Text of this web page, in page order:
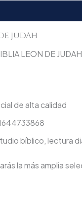
JUDAH
LEON DE
de alta calidad
bíblico, lectura
la más amplia